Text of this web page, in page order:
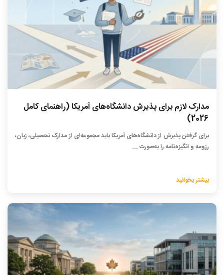
مدارک لازم برای پذیرش دانشگاه‌های آمریکا (راهنمای کامل
2026)
برای گرفتن پذیرش از دانشگاه‌های آمریکا باید مجموعه‌ای از مدارک تحصیلی، زبان،
رزومه و انگیزه‌نامه را به‌صورت ...
بیشتر بخوانید